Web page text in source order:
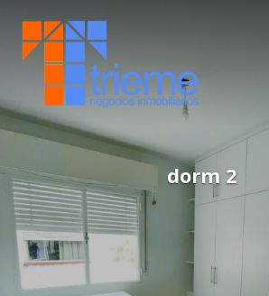
dorm 2